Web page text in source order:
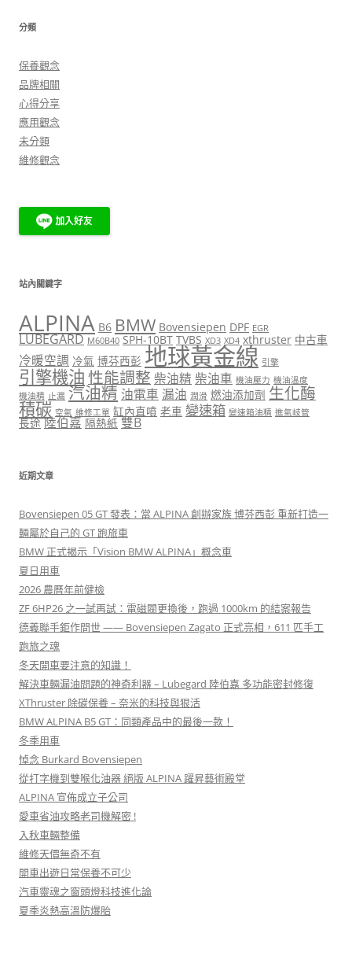
鍵
分類
保養觀念
品牌相關
心得分享
應用觀念
未分類
維修觀念
站內關鍵字
ALPINA B6 BMW Bovensiepen DPF EGR
LUBEGARD M60B40 SPH-10BT TVBS XD3 XD4 xthruster 中古車
冷暖空調 冷氣 博芬西彭 地球黃金線 引擎
引擎機油性能調整 柴油精 柴油車 機油壓力 機油溫度
機油精 止漏 汽油精 油電車 漏油 潤滑 燃油添加劑 生化酶
積碳 空氣 維修工單 缸內直噴 老車 變速箱 變速箱油精 進氣岐管
長途 陸伯嘉 隔熱紙 雙B
近期文章
Bovensiepen 05 GT 發表：當 ALPINA 創辦家族 博芬西彭 重新打造一
輛屬於自己的 GT 跑旅車
BMW 正式揭示「Vision BMW ALPINA」概念車
夏日用車
2026 農曆年前健檢
ZF 6HP26 之一試再試：電磁閥更換後，跑過 1000km 的結案報告
德義聯手鉅作問世 —— Bovensiepen Zagato 正式亮相，611 匹手工
跑旅之魂
冬天開車要注意的知識！
解決車輛漏油問題的神奇利器 – Lubegard 陸伯嘉 多功能密封修復
XThruster 除碳保養 – 奈米的科技與狠活
BMW ALPINA B5 GT：同類產品中的最後一款！
冬季用車
悼念 Burkard Bovensiepen
從打字機到雙喉化油器 絕版 ALPINA 躍昇藝術殿堂
ALPINA 宣佈成立子公司
愛車省油攻略老司機解密 !
入秋車輛整備
維修天價無奇不有
開車出遊日常保養不可少
汽車靈魂之窗頭燈科技進化論
夏季炎熱高溫防爆胎